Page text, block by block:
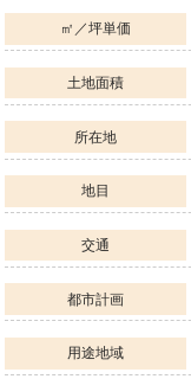
㎡／坪単価
土地面積
所在地
地目
交通
都市計画
用途地域